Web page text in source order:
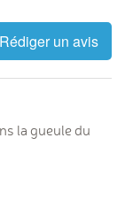
Rédiger un avis
la gueule du